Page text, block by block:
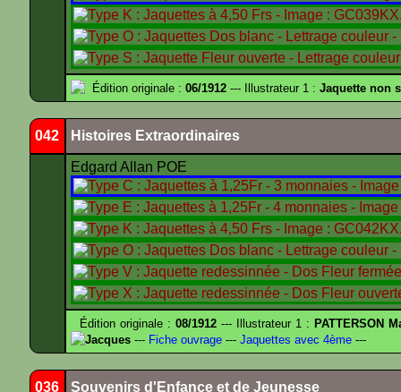
Édition originale : 06/1912 --- Illustrateur 1 : Jaquette non
042 Histoires Extraordinaires
Edgard Allan POE
Édition originale :08/1912 --- Illustrateur 1 : PATTERSON
Jacques --- Fiche ouvrage --- Jaquettes avec 4ème ---
036 Souvenirs d'Enfance et de Jeunesse